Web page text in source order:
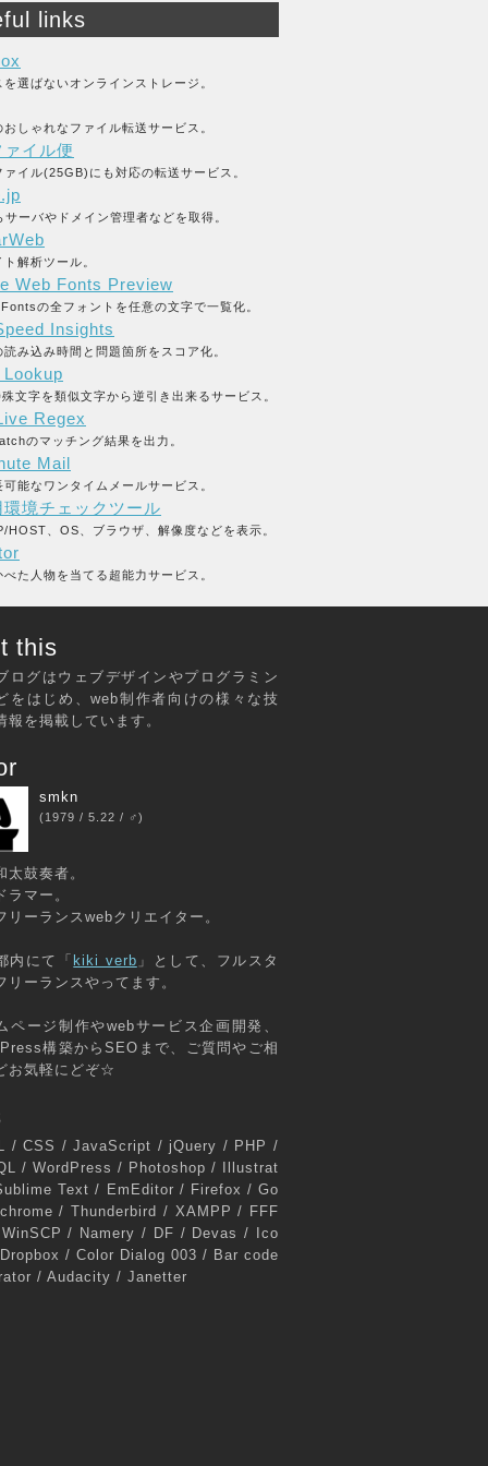
links
を選ばないオンラインストレージ。
おしゃれなファイル転送サービス。
ァイル便
ァイル(25GB)にも対応の転送サービス。
サーバやドメイン管理者などを取得。
解析ツール。
Web Fonts Preview
の全フォントを任意の文字で一覧化。
Insights
読み込み時間と問題箇所をスコア化。
文字を類似文字から逆引き出来るサービス。
Regex
のマッチング結果を出力。
Mail
可能なワンタイムメールサービス。
環境チェックツール
HOST、OS、ブラウザ、解像度などを表示。
べた人物を当てる超能力サービス。
this
ログはウェブデザインやプログラミン
をはじめ、web制作者向けの様々な技
報を掲載しています。
smkn
(1979 / 5.22 / ♂)
太鼓奏者。
ラマー。
リーランスwebクリエイター。
内にて「 kiki verb 」として、フルスタ
リーランスやってます。
ページ制作やwebサービス企画開発、
構築からSEOまで、ご質問やご相
お気軽にどぞ☆
/ CSS / JavaScript / jQuery / PHP /
/ WordPress / Photoshop / Illustrat
Text / EmEditor / Firefox / Go
/ Thunderbird / XAMPP / FFF
/ Namery / DF / Devas / Ico
/ Color Dialog 003 / Bar code
/ Audacity / Janetter